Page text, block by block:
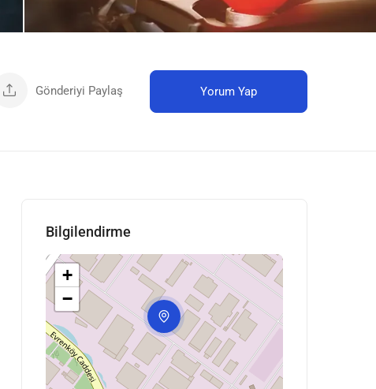
Gönderiyi Paylaş Yorum Yap
Bilgilendirme
+
−